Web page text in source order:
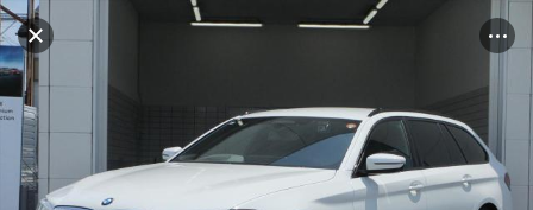
567台
車を探す
中古車検索
販売店検索
アカウント
ログイン
アフターサービス
マイリストに追加
品質評価書を見る
ヤナセバイエルンモーターズ(株) BMW
Premium Selection久留米
販売店情報